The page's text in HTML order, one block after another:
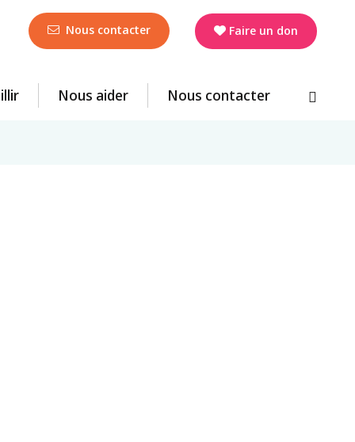
Nous contacter Faire un don
Nous aider Nous contacter